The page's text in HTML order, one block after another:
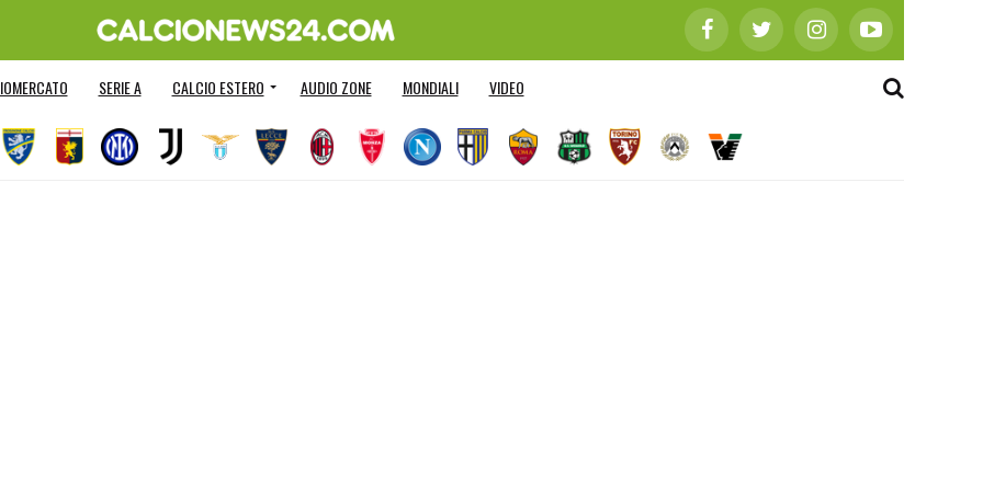
SERIE A CALCIO ESTERO AUDIO ZONE MONDIALI VIDEO